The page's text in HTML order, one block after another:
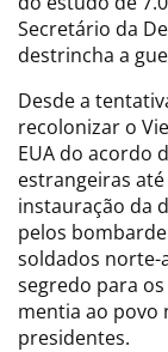
Secretário da
destrincha a
Desde a
recolonizar o
EUA do acordo
estrangeiras
instauração da
pelos
soldados norte-
segredo para
mentia ao povo
presidentes.